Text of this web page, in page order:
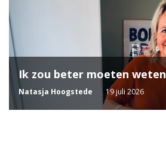
Ik zou beter moeten weten
Natasja Hoogstede 19 juli 2026